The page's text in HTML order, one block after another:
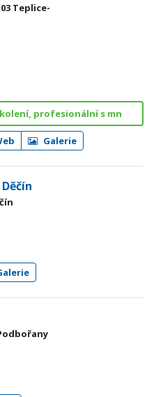
Teplice-
profesionální s mn
Galerie